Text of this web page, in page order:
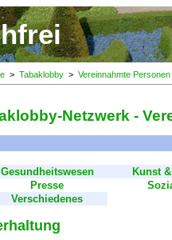
> Tabaklobby > Vereinnahmte Personen
Netzwerk -
Gesundheitswesen
Kunst
Presse
Verschiedenes